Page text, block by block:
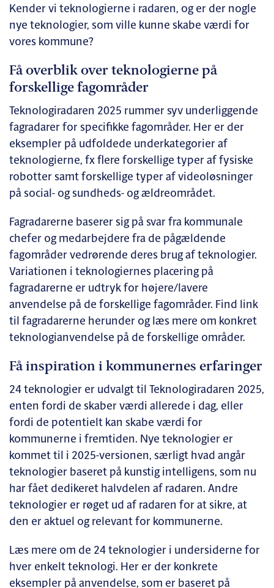
Vi har afprøvet teknologien
Vi har teknologien i drift
Kender vi teknologierne i radaren, og er der nogle
nye teknologier, som ville kunne skabe værdi for
vores kommune?
Få overblik over teknologierne på
forskellige fagområder
Teknologiradaren 2025 rummer syv underliggende
fagradarer for specifikke fagområder. Her er der
eksempler på udfoldede underkategorier af
teknologierne, fx flere forskellige typer af fysiske
robotter samt forskellige typer af videoløsninger
på social- og sundheds- og ældreområdet.
Fagradarerne baserer sig på svar fra kommunale
chefer og medarbejdere fra de pågældende
fagområder vedrørende deres brug af teknologier.
Variationen i teknologiernes placering på
fagradarerne er udtryk for højere/lavere
anvendelse på de forskellige fagområder. Find link
til fagradarerne herunder og læs mere om konkret
teknologianvendelse på de forskellige områder.
Få inspiration i kommunernes erfaringer
24 teknologier er udvalgt til Teknologiradaren 2025,
enten fordi de skaber værdi allerede i dag, eller
fordi de potentielt kan skabe værdi for
kommunerne i fremtiden. Nye teknologier er
kommet til i 2025-versionen, særligt hvad angår
teknologier baseret på kunstig intelligens, som nu
har fået dedikeret halvdelen af radaren. Andre
teknologier er røget ud af radaren for at sikre, at
den er aktuel og relevant for kommunerne.
Læs mere om de 24 teknologier i undersiderne for
hver enkelt teknologi. Her er der konkrete
eksempler på anvendelse, som er baseret på